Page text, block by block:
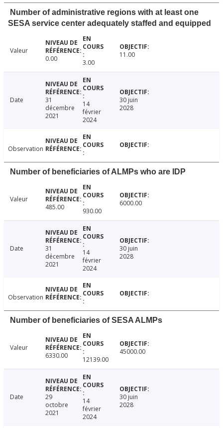
Number of administrative regions with at least one
SESA service center adequately staffed and equipped
Valeur
0.00
3.00
11.00
Date
31
décembre
2021
14
février
2024
30 juin
2028
Observation
Number of beneficiaries of ALMPs who are IDP
Valeur
485.00
930.00
6000.00
Date
31
décembre
2021
14
février
2024
30 juin
2028
Observation
Number of beneficiaries of SESA ALMPs
Valeur
6330.00
12139.00
45000.00
Date
29
octobre
2021
14
février
2024
30 juin
2028